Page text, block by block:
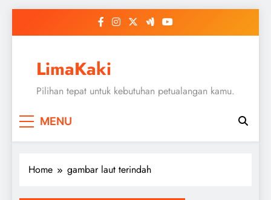
LimaKaki
Pilihan tepat untuk kebutuhan petualangan kamu.
MENU
Home gambar laut terindah